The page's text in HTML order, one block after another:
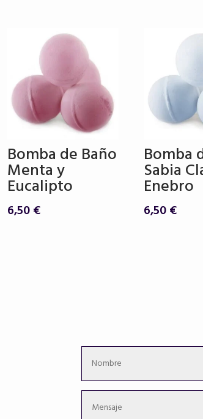
Bomba de Baño
Menta y
Eucalipto
6,50€
Bomba
Sabia
Enebro
6,50€